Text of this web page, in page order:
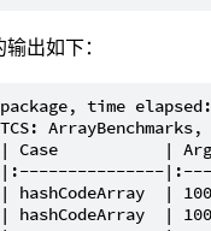
出如下：
time elapsed:
ArrayBenchmarks,
Case           |
hashCodeArray  |
hashCodeArray  |